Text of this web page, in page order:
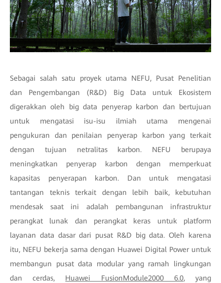
Sebagai salah satu proyek utama NEFU, Pusat Penelitian
dan Pengembangan (R&D) Big Data untuk Ekosistem
digerakkan oleh big data penyerap karbon dan bertujuan
untuk mengatasi isu-isu ilmiah utama mengenai
pengukuran dan penilaian penyerap karbon yang terkait
dengan tujuan netralitas karbon. NEFU berupaya
meningkatkan penyerap karbon dengan memperkuat
kapasitas penyerapan karbon. Dan untuk mengatasi
tantangan teknis terkait dengan lebih baik, kebutuhan
mendesak saat ini adalah pembangunan infrastruktur
perangkat lunak dan perangkat keras untuk platform
layanan data dasar dari pusat R&D big data. Oleh karena
itu, NEFU bekerja sama dengan Huawei Digital Power untuk
membangun pusat data modular yang ramah lingkungan
dan cerdas, Huawei FusionModule2000 6.0, yang